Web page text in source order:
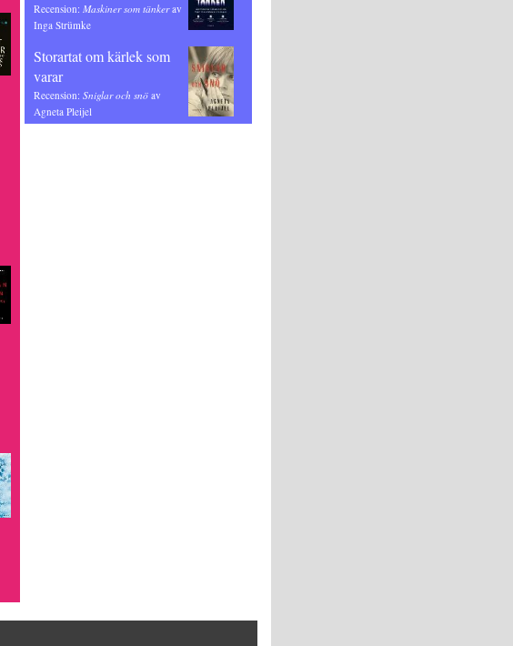
Recension: Maskiner som tänkerav
Inga Strümke
Storartat om kärlek som
varar
Recension: Sniglar och snöav
Agneta Pleijel